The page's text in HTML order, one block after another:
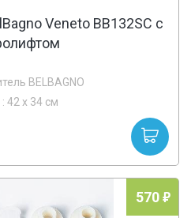
Veneto BB132SC с
BELBAGNO
: 42 x 34 см
570